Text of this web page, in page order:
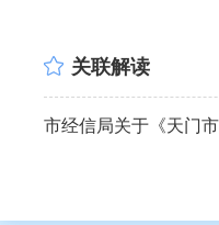
关联解读
市经信局关于《天门